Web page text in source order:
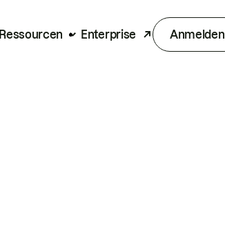
Ressourcen Enterprise Anmelden